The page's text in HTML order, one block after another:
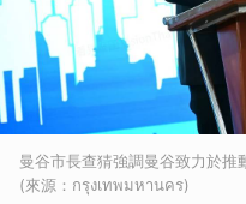
曼谷市長查猜強調曼谷致力於推
(來源：กรุงเทพมหานคร)